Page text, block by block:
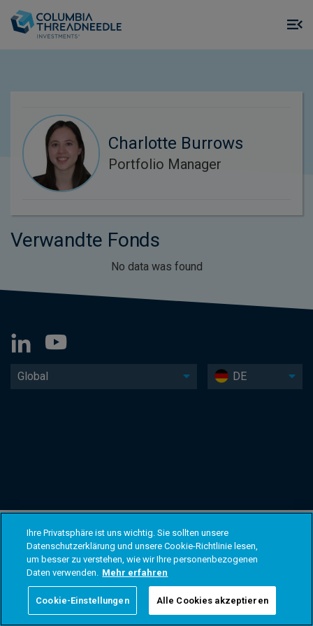
Charlotte Burrows
Portfolio Manager
Verwandte Fonds
No data was found
Global DE
Ihre Privatsphäre ist uns wichtig. Sie sollten unsere
Datenschutzerklärung und unsere Cookie-Richtlinie lesen,
um besser zu verstehen, wie wir Ihre personenbezogenen
Daten verwenden. Mehr erfahren
Cookie-Einstellungen Alle Cookies akzeptieren